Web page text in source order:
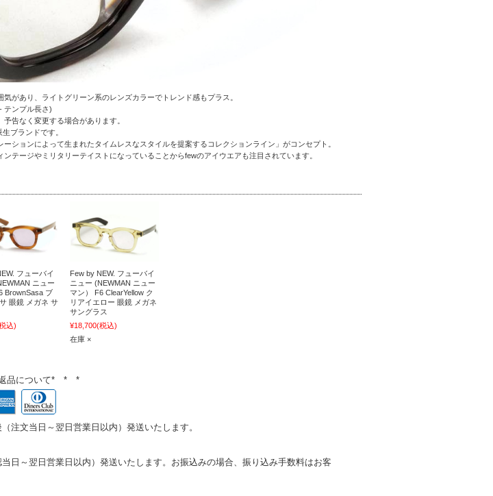
があり、ライトグリーン系のレンズカラーでトレンド感もプラス。
テンプル長さ)
告なく変更する場合があります。
ブランドです。
ーションによって生まれたタイムレスなスタイルを提案するコレクションライン」がコンセプト。
テージやミリタリーテイストになっていることからfewのアイウエアも注目されています。
フューバイ
ニュー
BrownSasa ブ
眼鏡 メガネ サ
込)
Few by NEW. フューバイ
ニュー (NEWMAN ニュー
マン） F6 ClearYellow ク
リアイエロー 眼鏡 メガネ
サングラス
¥18,700(税込)
在庫 ×
品について* * *
注文当日～翌日営業日以内）発送いたします。
日～翌日営業日以内 ）発送いたします。 お振込みの場合、振り込み手数料はお客